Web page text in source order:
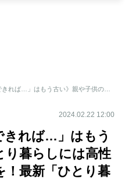
《「最低限の家事ができれば…」はもう古い》親や子供のひとり暮らしには高性能な“おまかせ家電”を！最新「ひとり暮らし向け家電」の選び方
2024.02.22 12:00
きれば…」はもう
り暮らしには高性
！最新「ひとり暮